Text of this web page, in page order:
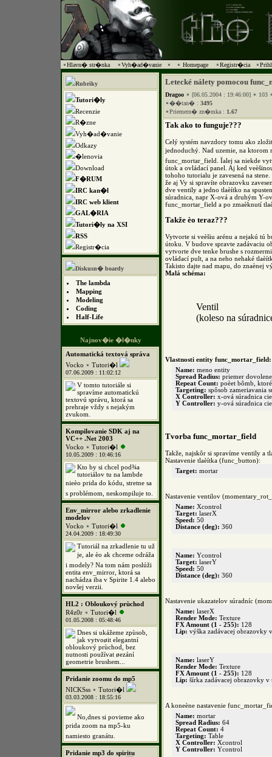
Hlavn� str�nka Vyh�ad�vanie Homepage Registr�cia
Rubriky
Tutori�ly
Recenzie
R�zne
Vyh�ad�vanie
Odkazy
�lenovia
Download
F�RUM
IRC kan�l
IRC web klient
GAL�RIA
Tutori�ly na XSI
RSS
Registr�cia
Diskusn� boardy
The lambda
Mapping
Modeling
Coding
Half-Life
Najnov�ie �l�nky
Automatická textová správa
Vocko
Tutori�l
07.06.2009 : 11:02:12
V tomto tutoriále si
spravíme automatickú
textovú správu, ktorá sa
prehraje vždy s nejakým
zvukom.
Kompilovanie SDK aj na
VC++ .Net 2003
Vocko
Tutori�l
10.05.2009 : 10:46:16
Kto by si chcel pod¾a
tutoriálov tu na lambde
nieèo prida do kódu, stretne sa
s problémom, neskompiluje to.
Env_mirror alebo zrkadlenie
modelov
Vocko
Tutori�l
24.04.2009 : 18:49:30
Tutoriál na zrkadlenie tu už
je, ale èo ak chceme odráža
i modely? Na tom nám poslúži
entita env_mirror, ktorá sa
nachádza iba v Spirite 1.4 alebo
novšej verzii.
HL2 : Obloukový prùchod
R4z0r
Tutori�l
01.05.2008 : 05:48:46
Dnes si ukážeme zpùsob,
jak vytvoøit elegantní
obloukový prùchod, bez
nutnosti používat øezání
geometrie brushem...
Pridanie zoomu do mp5
NICKSss
Tutori�l
03.03.2008 : 18:55:16
No,dnes si povieme ako
prida zoom na mp5-ku
namiesto granátu.
Pridanie mp3 do spiritu
Letecké nálety pomocou
Dragoo [06.05.2004 : 19:46:00]
103
��tan� : 3495
Priemern� zn�mka : 1.67
Tak ako to funguje???
Celý systém navzdory tomu ako
jednoduchý. Nad uzemie, na ktorom
func_mortar_field. Ïalej sa niekde
útok a ovládací panel. Aj ked
tohoho tutorialu je zavesená na
že aj Vy si spravíte obrazovku
dve ventily a jedno tlaèítko na
súradnica, napr X-ová a druhým Y-
func_mortar_field a po zmaèknutí
Takže èo teraz???
Vytvorte si veèšiu arénu a nejakú tú
útoku. V budove spravte zadávaciu
vytvorte dve tenke brushe s
ovládací pult, a na neho nehaké
Takisto dajte nad mapu, do znaènej
Malá schéma:
Ventil
(koleso na
Vlastnosti entity func_mortar_field:
Name: meno entity
Spread Radius: priemer
Repeat Count: poèet bômb,
Targeting: spôsob zameriavania
X Controller: x-ová súradnica
Y Controller: y-ová súradnica
Tvorba func_mortar_field
Takže, najskôr si spravíme ventily a
Nastavenie tlaèítka (func_button):
Target: mortar
Nastavenie ventilov
Name: Xcontrol
Target: laserX
Speed: 50
Distance (deg): 360
Name: Ycontrol
Target: laserY
Speed: 50
Distance (deg): 360
Nastavenie ukazatelov súradníc
Name: laserX
Render Mode: Texture
FX Amount (1 - 255): 128
Lip: výška zadávacej obrazovky
Name: laserY
Render Mode: Texture
FX Amount (1 - 255): 128
Lip: šírka zadávacej obrazovky v
A koneène nastavenie
Name: mortar
Spread Radius: 64
Repeat Count: 4
Targeting: Table
X Controller: Xcontrol
Y Controller: Ycontrol